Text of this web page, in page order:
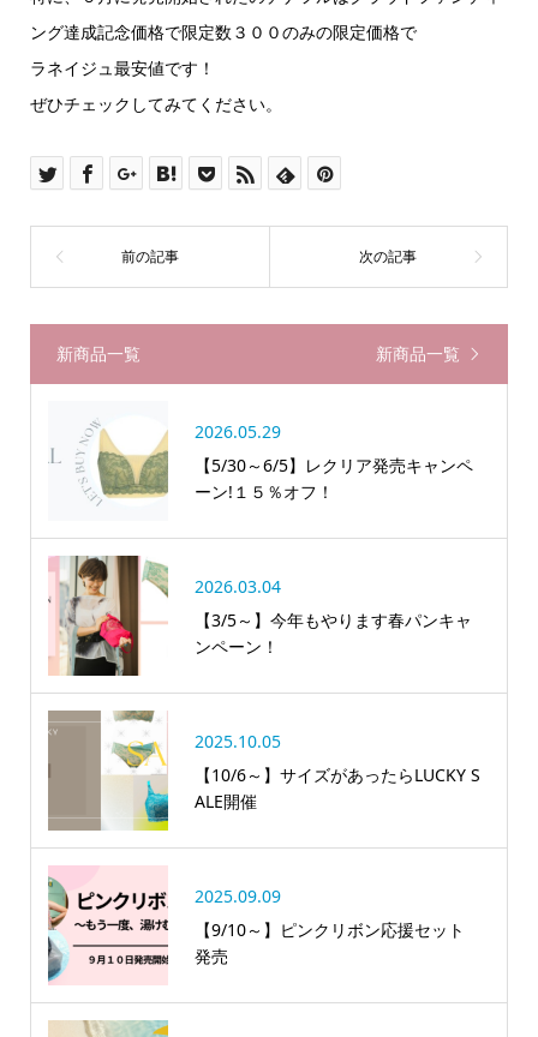
ング達成記念価格で限定数３００のみの限定価格で
ラネイジュ最安値です！
ぜひチェックしてみてください。
新商品一覧 新商品一覧
2026.05.29
【5/30～6/5】レクリア発売キャンペ
ーン!１５％オフ！
2026.03.04
【3/5～】今年もやります春パンキャ
ンペーン！
2025.10.05
【10/6～】サイズがあったらLUCKY S
ALE開催
2025.09.09
【9/10～】ピンクリボン応援セット
発売